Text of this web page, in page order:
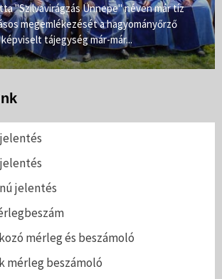
"Szilvavirágzás Ünnepe" néven már tíz
megemlékezését a hagyományőrző
tájegység már-már...
jelentés
mérleg és beszámoló
mérleg beszámoló